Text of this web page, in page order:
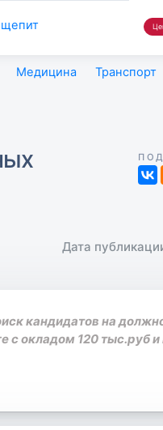
Медицина Транспорт
Дата
кандидатов на
с окладом 120 тыс.руб и